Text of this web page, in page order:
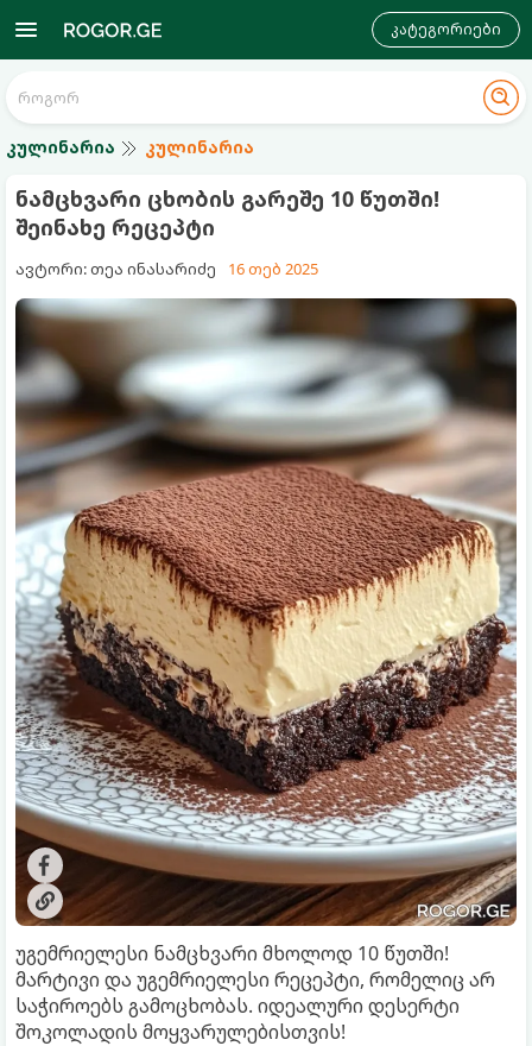
კატეგორიები
კულინარია კულინარია
ნამცხვარი ცხობის გარეშე 10 წუთში!
შეინახე რეცეპტი
ავტორი: თეა ინასარიძე 16 თებ 2025
უგემრიელესი ნამცხვარი მხოლოდ 10 წუთში!
მარტივი და უგემრიელესი რეცეპტი, რომელიც არ
საჭიროებს გამოცხობას. იდეალური დესერტი
შოკოლადის მოყვარულებისთვის!